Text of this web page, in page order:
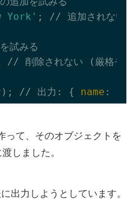
York' ; // 追加されない (
削除されない (厳格モ
); // 出力: { name :
って、そのオブジェクトを
しました。
出力しようとしています。